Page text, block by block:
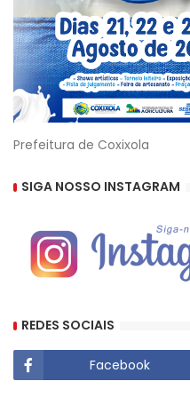
Prefeitura de Coxixola
SIGA NOSSO INSTAGRAM
REDES SOCIAIS
Facebook